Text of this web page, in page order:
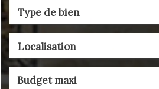
Type de bien
Localisation